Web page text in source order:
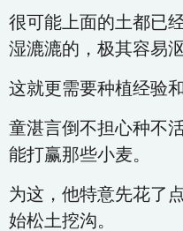
很可能上面的土都已
湿漉漉的，极其容易沤
这就更需要种植经验和
童湛言倒不担心种不
能打赢那些小麦。
为这，他特意先花了
始松土挖沟。